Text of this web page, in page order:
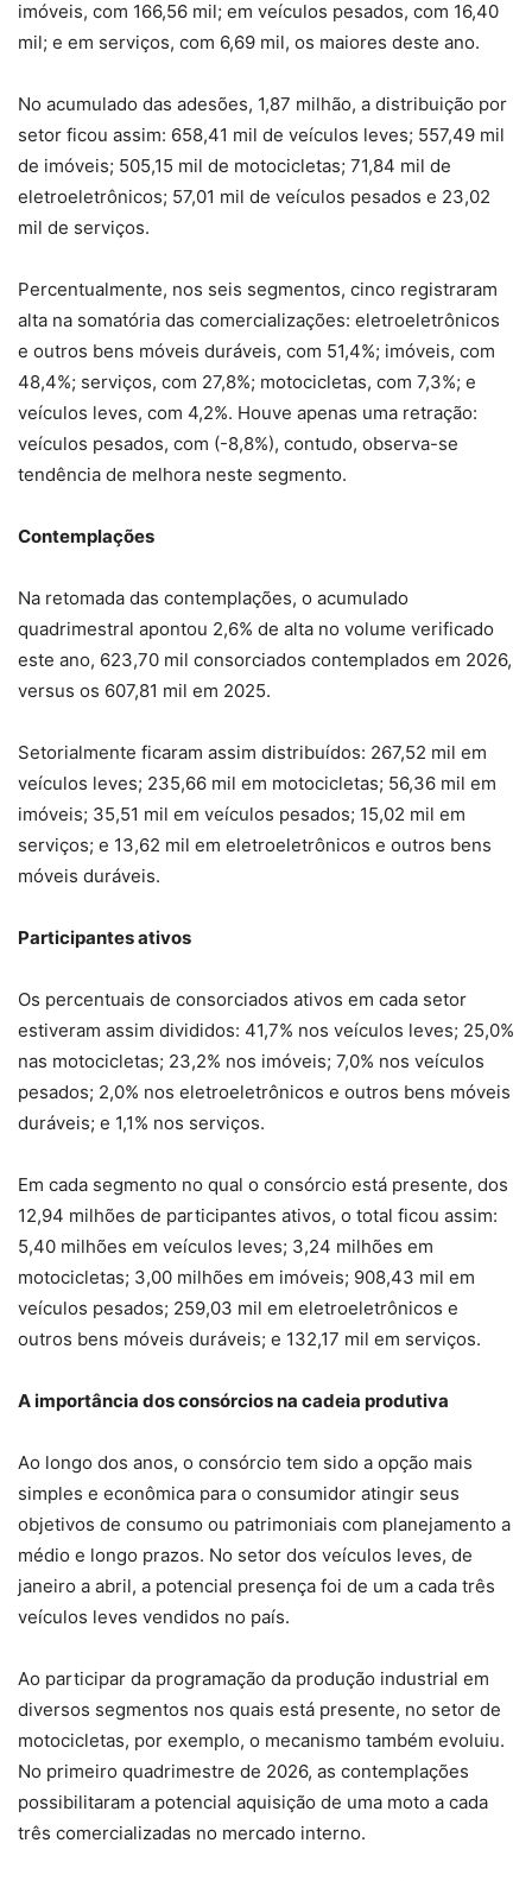
imóveis, com 166,56 mil; em veículos pesados, com 16,40
mil; e em serviços, com 6,69 mil, os maiores deste ano.
No acumulado das adesões, 1,87 milhão, a distribuição por
setor ficou assim: 658,41 mil de veículos leves; 557,49 mil
de imóveis; 505,15 mil de motocicletas; 71,84 mil de
eletroeletrônicos; 57,01 mil de veículos pesados e 23,02
mil de serviços.
Percentualmente, nos seis segmentos, cinco registraram
alta na somatória das comercializações: eletroeletrônicos
e outros bens móveis duráveis, com 51,4%; imóveis, com
48,4%; serviços, com 27,8%; motocicletas, com 7,3%; e
veículos leves, com 4,2%. Houve apenas uma retração:
veículos pesados, com (-8,8%), contudo, observa-se
tendência de melhora neste segmento.
Contemplações
Na retomada das contemplações, o acumulado
quadrimestral apontou 2,6% de alta no volume verificado
este ano, 623,70 mil consorciados contemplados em 2026,
versus os 607,81 mil em 2025.
Setorialmente ficaram assim distribuídos: 267,52 mil em
veículos leves; 235,66 mil em motocicletas; 56,36 mil em
imóveis; 35,51 mil em veículos pesados; 15,02 mil em
serviços; e 13,62 mil em eletroeletrônicos e outros bens
móveis duráveis.
Participantes ativos
Os percentuais de consorciados ativos em cada setor
estiveram assim divididos: 41,7% nos veículos leves; 25,0%
nas motocicletas; 23,2% nos imóveis; 7,0% nos veículos
pesados; 2,0% nos eletroeletrônicos e outros bens móveis
duráveis; e 1,1% nos serviços.
Em cada segmento no qual o consórcio está presente, dos
12,94 milhões de participantes ativos, o total ficou assim:
5,40 milhões em veículos leves; 3,24 milhões em
motocicletas; 3,00 milhões em imóveis; 908,43 mil em
veículos pesados; 259,03 mil em eletroeletrônicos e
outros bens móveis duráveis; e 132,17 mil em serviços.
A importância dos consórcios na cadeia produtiva
Ao longo dos anos, o consórcio tem sido a opção mais
simples e econômica para o consumidor atingir seus
objetivos de consumo ou patrimoniais com planejamento a
médio e longo prazos. No setor dos veículos leves, de
janeiro a abril, a potencial presença foi de um a cada três
veículos leves vendidos no país.
Ao participar da programação da produção industrial em
diversos segmentos nos quais está presente, no setor de
motocicletas, por exemplo, o mecanismo também evoluiu.
No primeiro quadrimestre de 2026, as contemplações
possibilitaram a potencial aquisição de uma moto a cada
três comercializadas no mercado interno.